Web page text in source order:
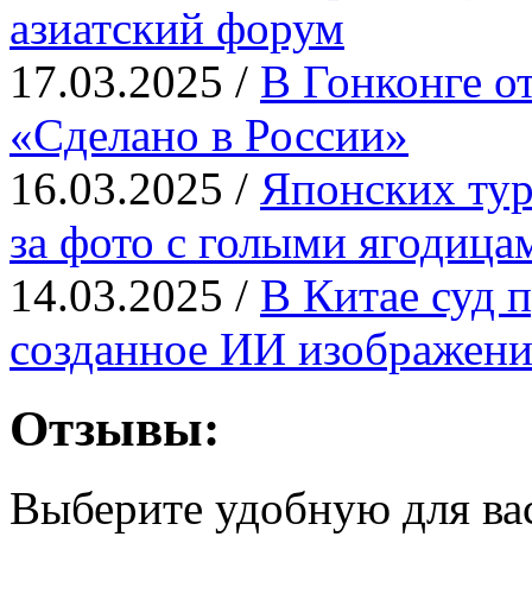
азиатский форум
17.03.2025 / В Гонконге
«Сделано в России»
16.03.2025 / Японских
за фото с голыми
14.03.2025 / В Китае суд
созданное ИИ
Отзывы:
Выберите удобную для